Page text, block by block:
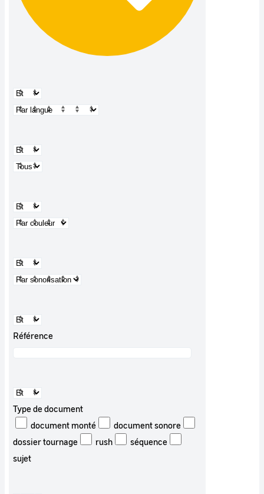
Référence
Type de document
document monté
document sonore
dossier tournage
rush
séquence
sujet